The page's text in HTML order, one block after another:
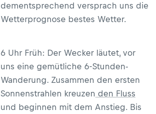
dementsprechend versprach uns die
Wetterprognose bestes Wetter.
6 Uhr Früh: Der Wecker läutet, vor
uns eine gemütliche 6-Stunden-
Wanderung. Zusammen den ersten
Sonnenstrahlen kreuzen den Fluss
und beginnen mit dem Anstieg. Bis